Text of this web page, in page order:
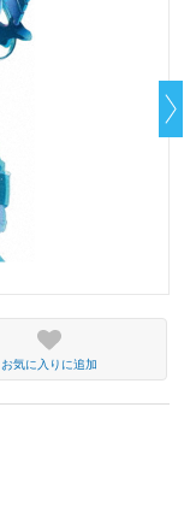
お気に入りに追加